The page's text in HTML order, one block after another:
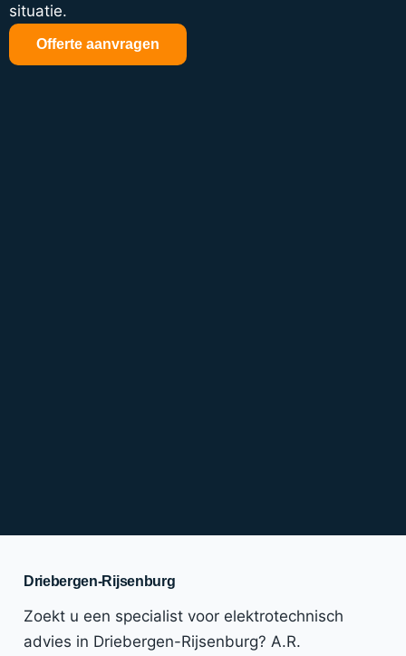
situatie.
Offerte aanvragen
Driebergen-Rijsenburg
Zoekt u een specialist voor elektrotechnisch
advies in Driebergen-Rijsenburg? A.R.